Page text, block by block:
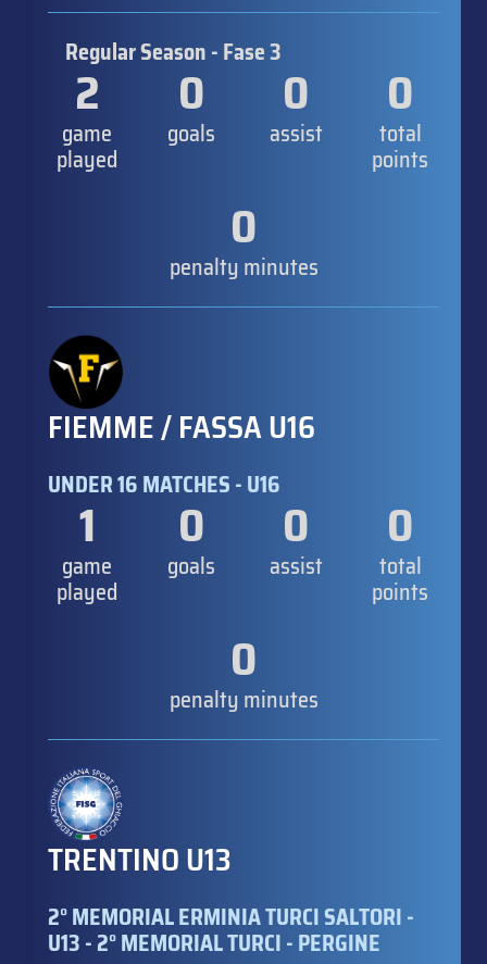
Regular Season - Fase 3
2
game
played
0
goals
0
assist
0
total
points
0
penalty minutes
FIEMME / FASSA U16
UNDER 16 MATCHES - U16
1
game
played
0
goals
0
assist
0
total
points
0
penalty minutes
TRENTINO U13
2° MEMORIAL ERMINIA TURCI SALTORI -
U13 - 2° MEMORIAL TURCI - PERGINE